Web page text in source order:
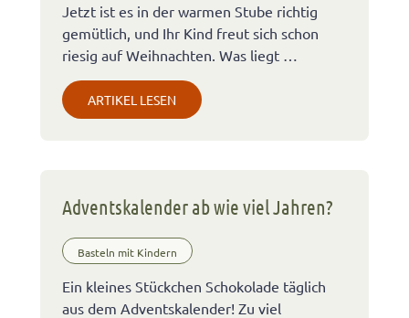
Jetzt ist es in der warmen Stube richtig
gemütlich, und Ihr Kind freut sich schon
riesig auf Weihnachten. Was liegt …
ARTIKEL LESEN
Adventskalender ab wie viel Jahren?
Basteln mit Kindern
Ein kleines Stückchen Schokolade täglich
aus dem Adventskalender! Zu viel